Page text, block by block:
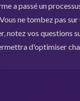
a passé un
ne tombez pas
notez vos questions
d'optimiser